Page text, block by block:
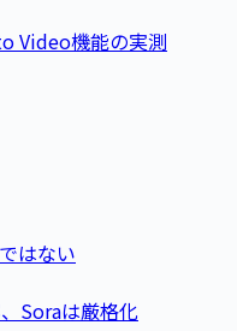
Video機能の実測
はない
Soraは厳格化